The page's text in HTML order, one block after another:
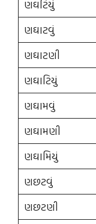
ણઘટિયું
ણઘાટવું
ણઘાટણી
ણઘાટિયું
ણઘામવું
ણઘામણી
ણઘામિયું
ણછટવું
ણછટણી